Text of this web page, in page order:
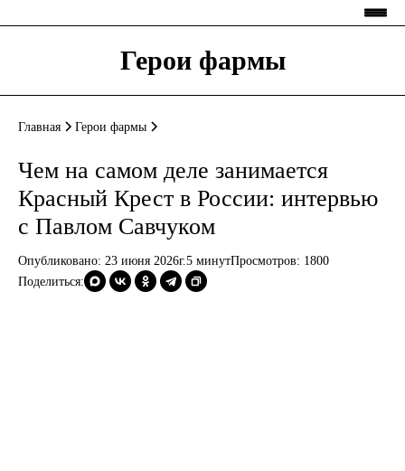
Герои фармы
Главная Герои фармы
Чем на самом деле занимается
Красный Крест в России: интервью
с Павлом Савчуком
Опубликовано: 23 июня 2026г.5 минутПросмотров: 1800
Поделиться: